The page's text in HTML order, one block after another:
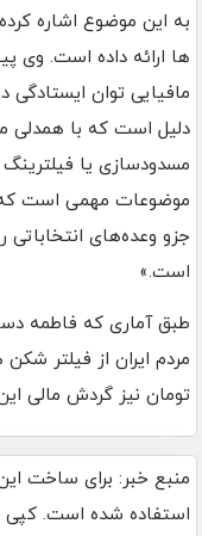
به این موضوع اشاره
ها ارائه داده است. وی
مافیایی توان ایستادگی
دلیل است که با همدلی
مسدودسازی یا
موضوعات مهمی است که
جزو وعده‌های
است.»
تومان نیز گردش مالی
منبع خبر: برای ساخت
استفاده شده است. کپی